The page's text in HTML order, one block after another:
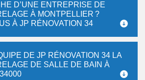
D’UNE ENTREPRISE DE
À MONTPELLIER ?
À JP RÉNOVATION 34
DE JP RÉNOVATION 34 LA
DE SALLE DE BAIN À